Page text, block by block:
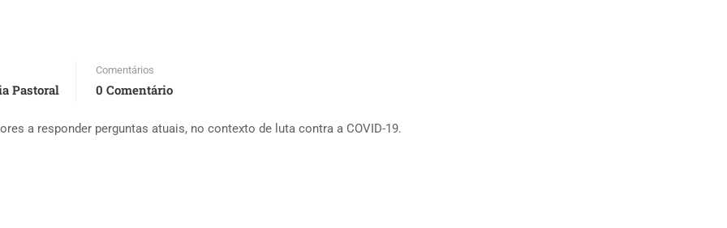
Pastoral
Comentários
0 Comentário
a responder perguntas atuais, no contexto de luta contra a COVID-19.